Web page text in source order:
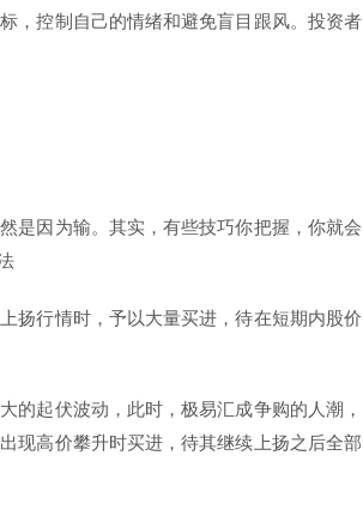
，控制自己的情绪和避免盲目跟风。投资者
是因为输。其实，有些技巧你把握，你就会
扬行情时，予以大量买进，待在短期内股价
的起伏波动，此时，极易汇成争购的人潮，
现高价攀升时买进，待其继续上扬之后全部